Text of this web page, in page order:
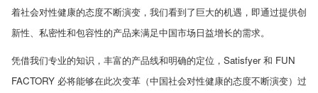
着社会对性健康的态度不断演变，我们看到了巨大的机遇，即通过提供创
新性、私密性和包容性的产品来满足中国市场日益增长的需求。
凭借我们专业的知识，丰富的产品线和明确的定位， Satisfyer和 FUN
FACTORY 必将能够在此次变革（中国社会对性健康的态度不断演变）过